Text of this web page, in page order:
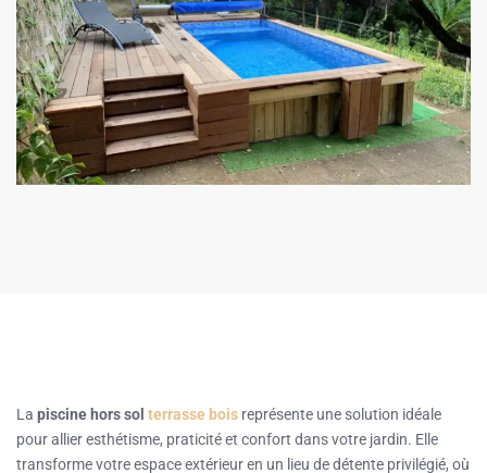
La piscine hors sol terrasse bois représente une solution idéale
pour allier esthétisme, praticité et confort dans votre jardin. Elle
transforme votre espace extérieur en un lieu de détente privilégié, où